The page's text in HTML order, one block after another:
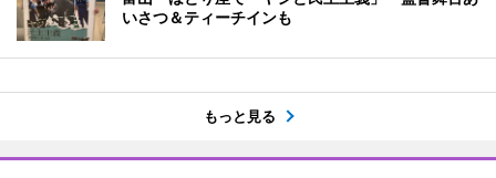
いさつ＆ティーチインも
もっと見る